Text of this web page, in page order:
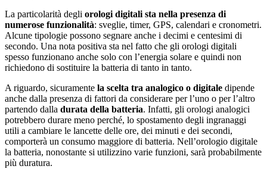
La particolarità degli orologi digitali sta nella presenza di
numerose funzionalità: sveglie, timer, GPS, calendari e cronometri.
Alcune tipologie possono segnare anche i decimi e centesimi di
secondo. Una nota positiva sta nel fatto che gli orologi digitali
spesso funzionano anche solo con l’energia solare e quindi non
richiedono di sostituire la batteria di tanto in tanto.
A riguardo, sicuramente la scelta tra analogico o digitale dipende
anche dalla presenza di fattori da considerare per l’uno o per l’altro
partendo dalla durata della batteria. Infatti, gli orologi analogici
potrebbero durare meno perché, lo spostamento degli ingranaggi
utili a cambiare le lancette delle ore, dei minuti e dei secondi,
comporterà un consumo maggiore di batteria. Nell’orologio digitale
la batteria, nonostante si utilizzino varie funzioni, sarà probabilmente
più duratura.